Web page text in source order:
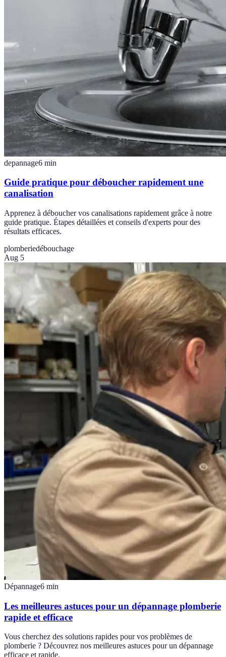
depannage6 min
Guide pratique pour déboucher rapidement une
canalisation
Apprenez à déboucher vos canalisations rapidement grâce à notre
guide pratique. Étapes détaillées et conseils d'experts pour des
résultats efficaces.
plomberiedébouchage
Aug 5
Dépannage6 min
Les meilleures astuces pour un dépannage plomberie
rapide et efficace
Vous cherchez des solutions rapides pour vos problèmes de
plomberie ? Découvrez nos meilleures astuces pour un dépannage
efficace et rapide.